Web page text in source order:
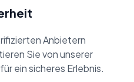
Anbietern
Sie von unserer
ein sicheres Erlebnis.